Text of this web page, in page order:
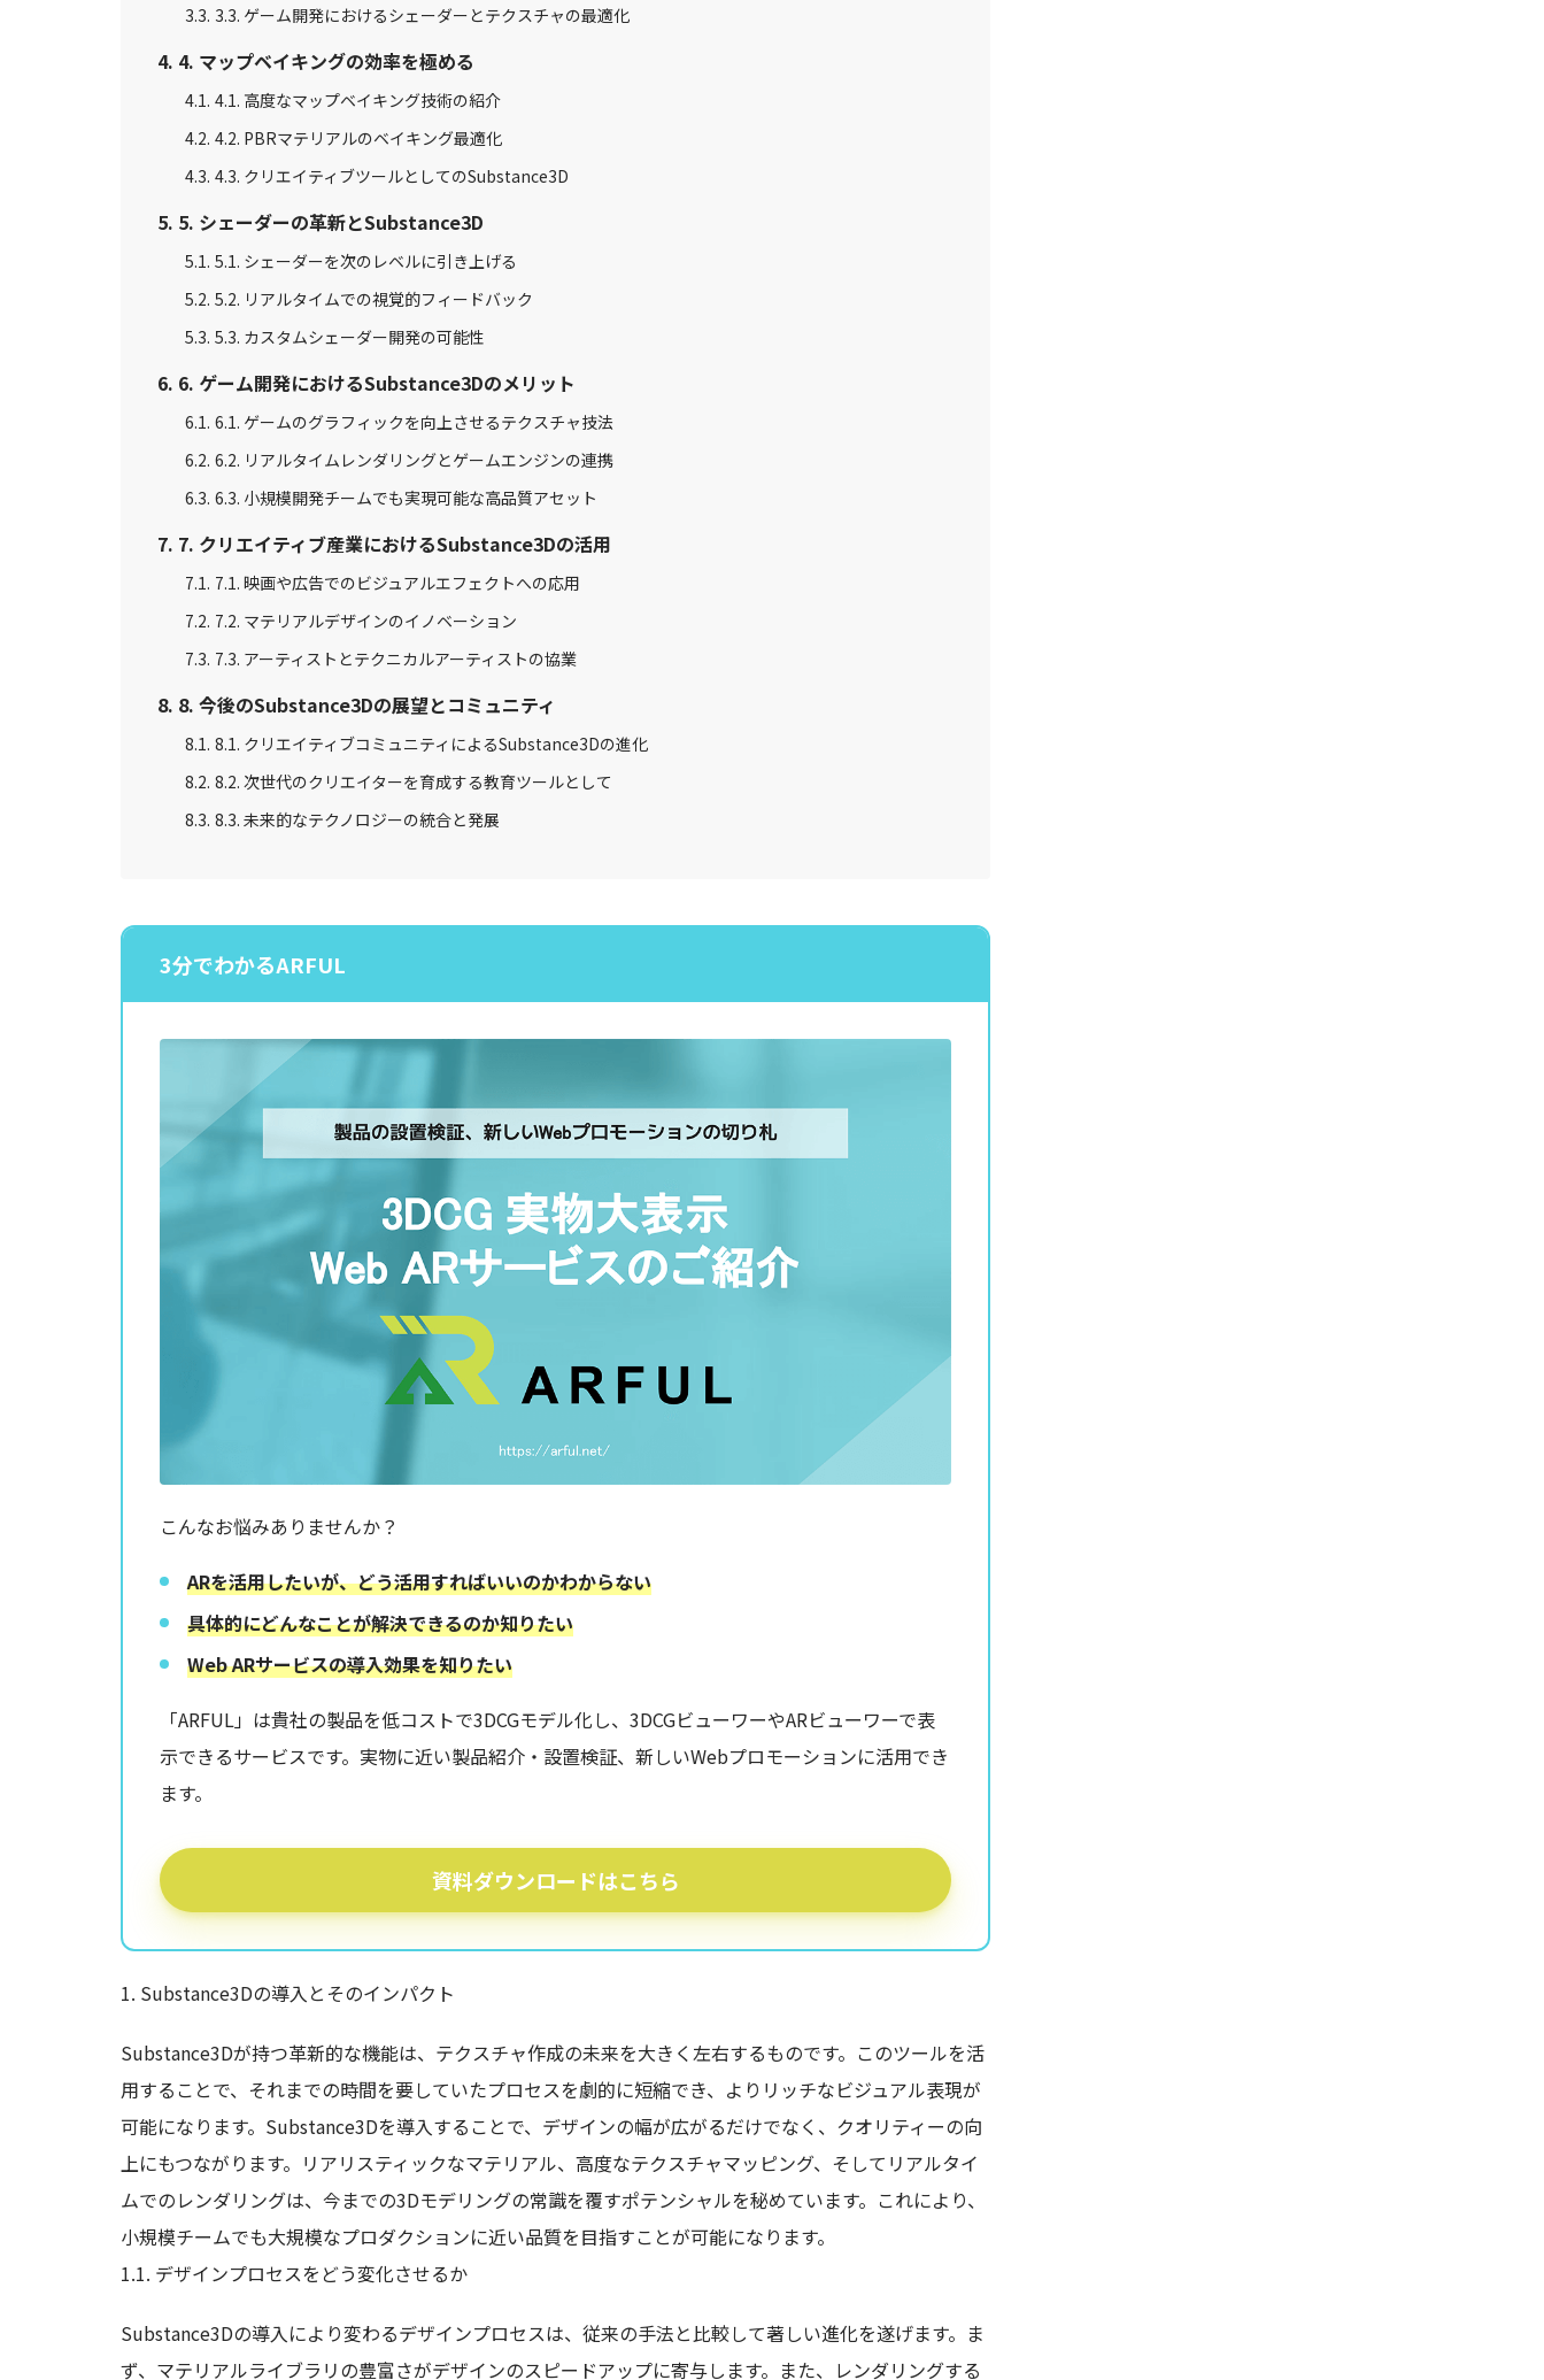
3.3. ゲーム開発におけるシェーダーとテクスチャの最適化
4. マップベイキングの効率を極める
4.1. 高度なマップベイキング技術の紹介
4.2. PBRマテリアルのベイキング最適化
4.3. クリエイティブツールとしてのSubstance3D
5. シェーダーの革新とSubstance3D
5.1. シェーダーを次のレベルに引き上げる
5.2. リアルタイムでの視覚的フィードバック
5.3. カスタムシェーダー開発の可能性
6. ゲーム開発におけるSubstance3Dのメリット
6.1. ゲームのグラフィックを向上させるテクスチャ技法
6.2. リアルタイムレンダリングとゲームエンジンの連携
6.3. 小規模開発チームでも実現可能な高品質アセット
7. クリエイティブ産業におけるSubstance3Dの活用
7.1. 映画や広告でのビジュアルエフェクトへの応用
7.2. マテリアルデザインのイノベーション
7.3. アーティストとテクニカルアーティストの協業
8. 今後のSubstance3Dの展望とコミュニティ
8.1. クリエイティブコミュニティによるSubstance3Dの進化
8.2. 次世代のクリエイターを育成する教育ツールとして
8.3. 未来的なテクノロジーの統合と発展
3分でわかるARFUL
こんなお悩みありませんか？
ARを活用したいが、どう活用すればいいのかわからない
具体的にどんなことが解決できるのか知りたい
Web ARサービスの導入効果を知りたい
「ARFUL」は貴社の製品を低コストで3DCGモデル化し、3DCGビューワーやARビューワーで表
示できるサービスです。実物に近い製品紹介・設置検証、新しいWebプロモーションに活用でき
ます。
資料ダウンロードはこちら
1. Substance3Dの導入とそのインパクト
Substance3Dが持つ革新的な機能は、テクスチャ作成の未来を大きく左右するものです。このツールを活
用することで、それまでの時間を要していたプロセスを劇的に短縮でき、よりリッチなビジュアル表現が
可能になります。Substance3Dを導入することで、デザインの幅が広がるだけでなく、クオリティーの向
上にもつながります。リアリスティックなマテリアル、高度なテクスチャマッピング、そしてリアルタイ
ムでのレンダリングは、今までの3Dモデリングの常識を覆すポテンシャルを秘めています。これにより、
小規模チームでも大規模なプロダクションに近い品質を目指すことが可能になります。
1.1. デザインプロセスをどう変化させるか
Substance3Dの導入により変わるデザインプロセスは、従来の手法と比較して著しい進化を遂げます。ま
ず、マテリアルライブラリの豊富さがデザインのスピードアップに寄与します。また、レンダリングする